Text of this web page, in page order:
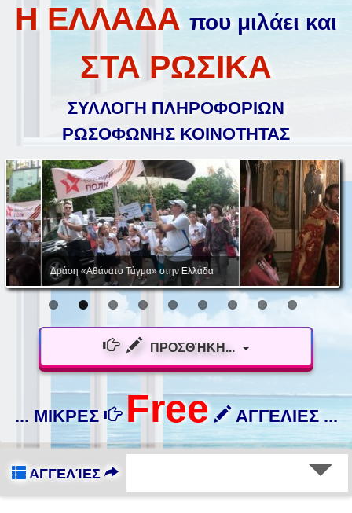
Η ΕΛΛΑΔΑ που μιλάει και
ΣΤΑ ΡΩΣΙΚΑ
ΣΥΛΛΟΓΗ ΠΛΗΡΟΦΟΡΙΩΝ
ΡΩΣΟΦΩΝΗΣ ΚΟΙΝΟΤΗΤΑΣ
Δράση «Αθάνατο Τάγμα» στην Ελλάδα
ΠΡΟΣΘΉΚΗ...
... ΜΙΚΡΕΣ Free ΑΓΓΕΛΙΕΣ ...
ΑΓΓΕΛΊΕΣ